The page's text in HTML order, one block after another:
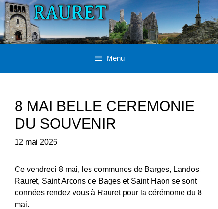
Aller
au
contenu
Menu
8 MAI BELLE CEREMONIE
DU SOUVENIR
12 mai 2026
Ce vendredi 8 mai, les communes de Barges, Landos,
Rauret, Saint Arcons de Bages et Saint Haon se sont
données rendez vous à Rauret pour la cérémonie du 8
mai.